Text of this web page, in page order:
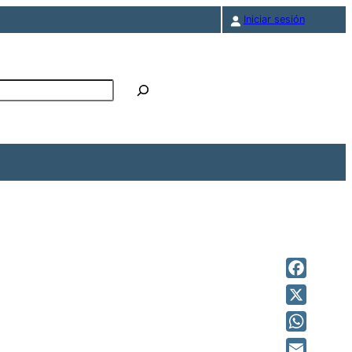
Iniciar sesión
Facebook
X